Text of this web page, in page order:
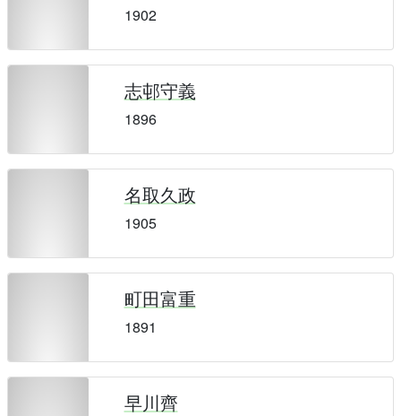
1902
志邨守義
1896
名取久政
1905
町田富重
1891
早川齊